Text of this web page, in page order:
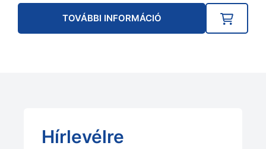
TOVÁBBI INFORMÁCIÓ
Hírlevélre